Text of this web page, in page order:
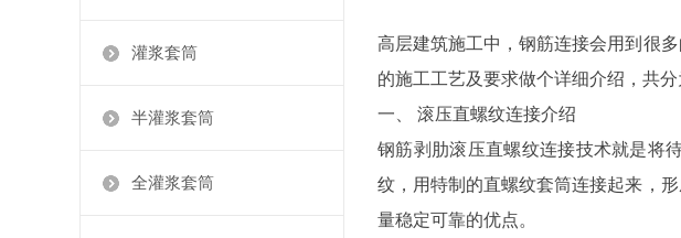
灌浆套筒
半灌浆套筒
全灌浆套筒
高层建筑施工中，钢筋连接会用到很多
的施工工艺及要求做个详细介绍，共分
一、 滚压直螺纹连接介绍
钢筋剥肋滚压直螺纹连接技术就是将
纹，用特制的直螺纹套筒连接起来，
量稳定可靠的优点。